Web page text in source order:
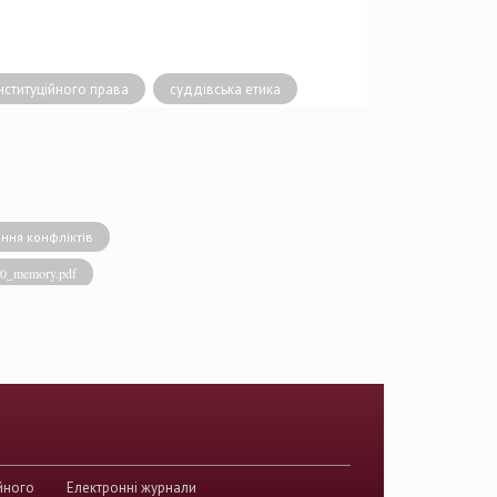
права суддівська етика
конфліктів
акти КСУ
України
Електронні журнали